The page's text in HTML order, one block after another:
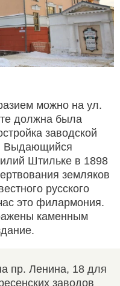
можно на ул.
должна была
заводской
Выдающийся
Штильке в 1898
земляков
русского
это филармония.
каменным
пр. Ленина, 18 для
заводов